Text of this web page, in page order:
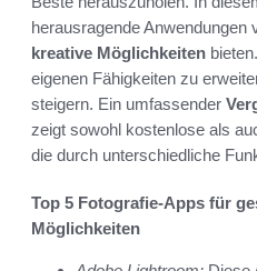
herausragende Anwendungen
kreative Möglichkeiten
eigenen Fähigkeiten zu
steigern. Ein umfassender
zeigt sowohl kostenlose als
die durch unterschiedliche
Top 5 Fotografie-Apps für
Möglichkeiten